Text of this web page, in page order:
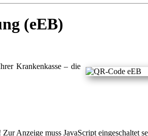
(eEB)
Krankenkasse – die
Anzeige muss JavaScript eingeschaltet